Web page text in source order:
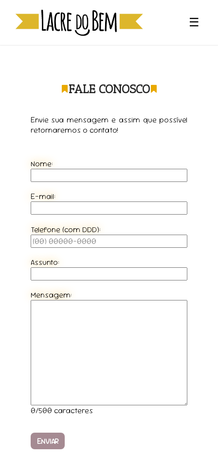
☰
FALE CONOSCO
Envie sua mensagem e assim que possível
retornaremos o contato!
Nome:
E-mail:
Telefone (com DDD):
Assunto:
Mensagem:
0/500 caracteres
ENVIAR